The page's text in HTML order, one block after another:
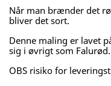
Når man brænder det
bliver det sort.
Denne maling er lavet
sig i øvrigt som Falurød.
OBS risiko for